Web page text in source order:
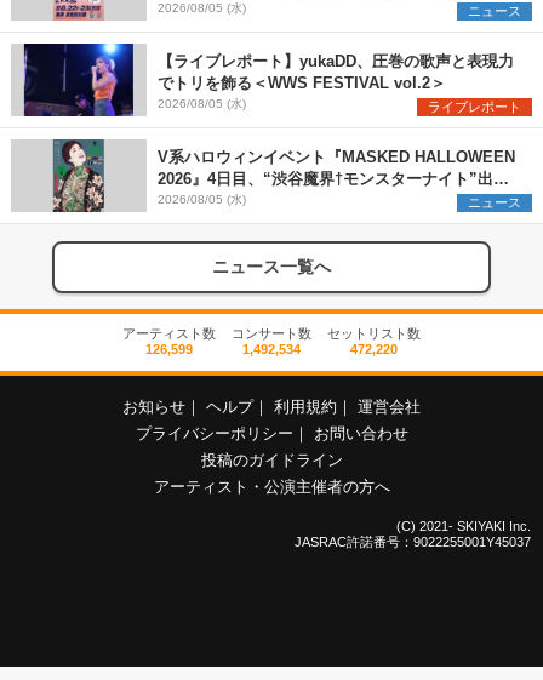
メ×ランタンナイトで彩る2日間
2026/08/05 (水) ニュース
【ライブレポート】yukaDD、圧巻の歌声と表現力
でトリを飾る＜WWS FESTIVAL vol.2＞
2026/08/05 (水) ライブレポート
V系ハロウィンイベント『MASKED HALLOWEEN
2026』4日目、“渋谷魔界†モンスターナイト”出演6
組を発表
2026/08/05 (水) ニュース
ニュース一覧へ
アーティスト数
126,599
コンサート数
1,492,534
セットリスト数
472,220
お知らせ ヘルプ 利用規約
運営会社
プライバシーポリシー
お問い合わせ
投稿のガイドライン
アーティスト・公演主催者の方へ
(C) 2021- SKIYAKI Inc.
JASRAC許諾番号：9022255001Y45037